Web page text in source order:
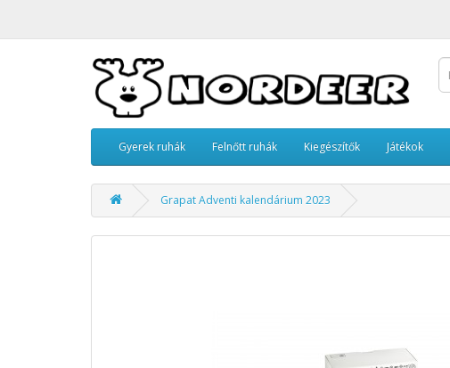
Gyerek ruhák Felnőtt ruhák Kiegészítők Játékok
Grapat Adventi kalendárium 2023